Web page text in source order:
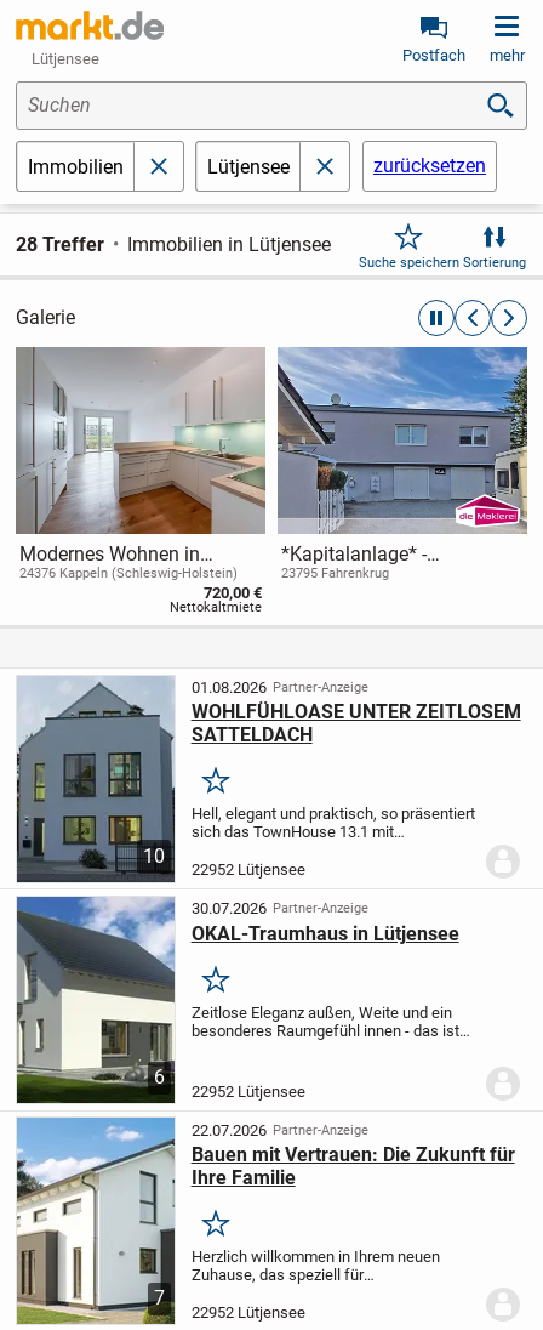
Lütjensee Postfach mehr
Suchen
Immobilien schließenLütjensee schließenzurücksetzen
28 Treffer Immobilien in Lütjensee
Suche speichern Sortierung
Galerie automatische
Modernes Wohnen in
Kappeln an der Schlei
24376 Kappeln (Schleswig-Holstein)
720,00 €
Nettokaltmiete
*Kapitalanlage* -
Vermietetes
Fahrenkrug
23795 Fahrenkrug
10
01.08.2026 Partner-Anzeige
WOHLFÜHLOASE UNTER ZEITLOSEM
SATTELDACH
Merken
Hell, elegant und praktisch, so präsentiert
sich das TownHouse 13.1 mit
Fensterfronten sorgen auf allen Etagen
für viel Lichteinfall und damit für eine
besondere...
22952 Lütjensee
6
30.07.2026 Partner-Anzeige
OKAL-Traumhaus in Lütjensee
Merken
Zeitlose Eleganz außen, Weite und ein
besonderes Raumgefühl innen - das ist
darauf, bezogen und mit Leben gefüllt
zu...
22952 Lütjensee
7
22.07.2026 Partner-Anzeige
Bauen mit Vertrauen: Die Zukunft für
Ihre Familie
Merken
Herzlich willkommen in Ihrem neuen
Zuhause, das speziell für
gestaltet wurde. Diese Immobilie ist der
22952 Lütjensee